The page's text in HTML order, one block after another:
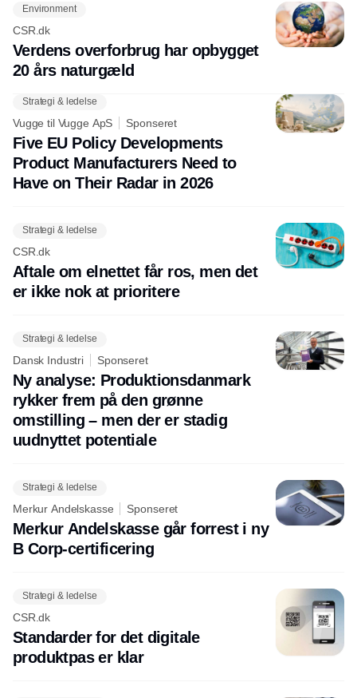
Environment
CSR.dk
Verdens overforbrug har opbygget
20 års naturgæld
Strategi & ledelse
Vugge til Vugge ApS Sponseret
Five EU Policy Developments
Product Manufacturers Need to
Have on Their Radar in 2026
Strategi & ledelse
CSR.dk
Aftale om elnettet får ros, men det
er ikke nok at prioritere
Strategi & ledelse
Dansk Industri Sponseret
Ny analyse: Produktionsdanmark
rykker frem på den grønne
omstilling – men der er stadig
uudnyttet potentiale
Strategi & ledelse
Merkur Andelskasse Sponseret
Merkur Andelskasse går forrest i ny
B Corp-certificering
Strategi & ledelse
CSR.dk
Standarder for det digitale
produktpas er klar